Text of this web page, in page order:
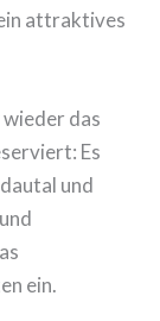
attraktives
das
Es
und
ein.